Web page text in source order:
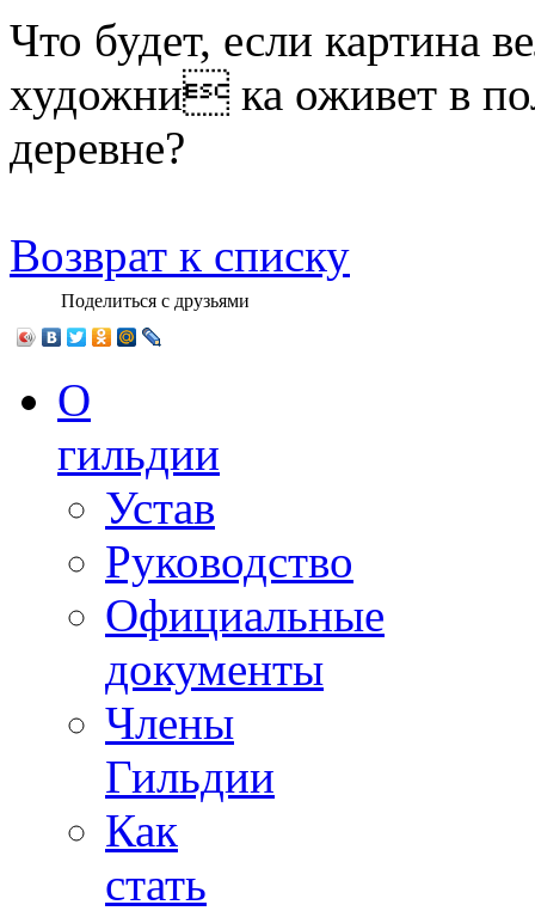
Что будет, если картина
художни ка оживет в
деревне?
Возврат к списку
Поделиться с друзьями
О
гильдии
Устав
Руководство
Официальные
документы
Члены
Гильдии
Как
стать